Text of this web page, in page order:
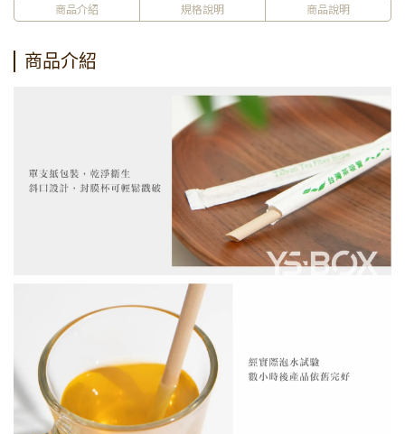
商品介紹 規格說明 商品說明
商品介紹